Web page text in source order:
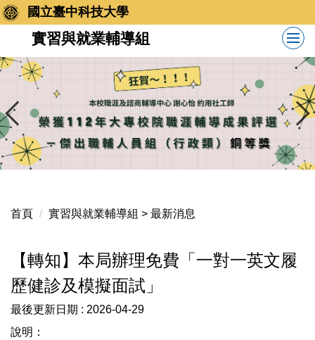
跳
到
要
區
國立臺中科技大學
實習與就業輔導組
首頁 實習與就業輔導組 > 最新消息
【轉知】本局辦理免費「一對一英文履
歷健診及模擬面試」
最後更新日期 : 2026-04-29
說明：